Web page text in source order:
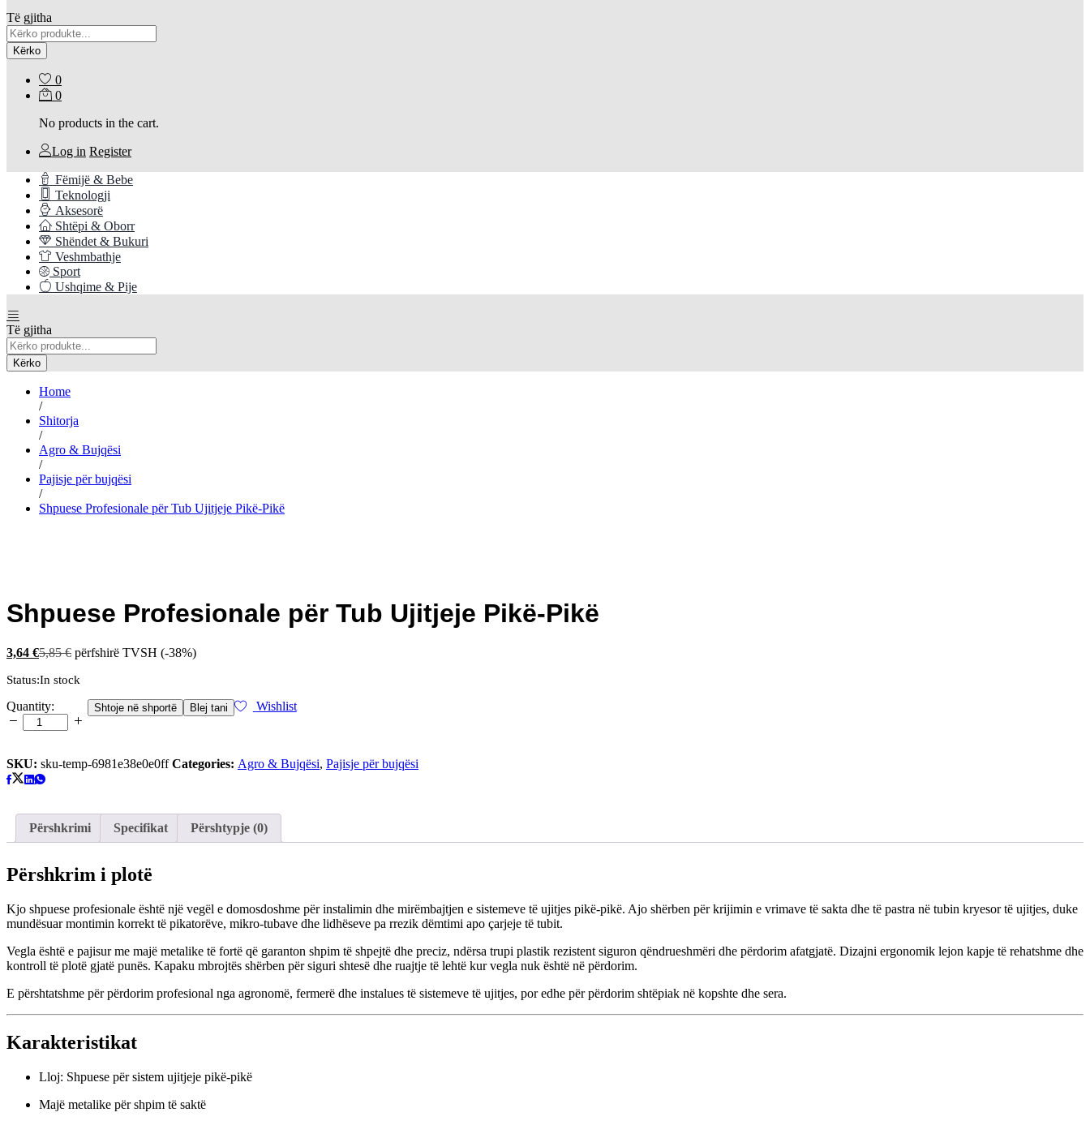
Të gjitha
Kërko
0
0
No products in the cart.
Log in Register
Fëmijë & Bebe
Teknologji
Aksesorë
Shtëpi & Oborr
Shëndet & Bukuri
Veshmbathje
Sport
Ushqime & Pije
Të gjitha
Kërko
Home
/
Shitorja
/
Agro & Bujqësi
/
Pajisje për bujqësi
/
Shpuese Profesionale për Tub Ujitjeje Pikë-Pikë
Shpuese Profesionale për Tub Ujitjeje Pikë-Pikë
3,64 €5,85€ përfshirë TVSH (-38%)
Status:In stock
Shpuese
Profesionale
Ujitjeje
Pikë-
Quantity: Shtoje në shportë Blej tani Wishlist
SKU: sku-temp-6981e38e0e0ffCategories: Agro & Bujqësi, Pajisje për bujqësi
Përshkrimi Specifikat Përshtypje (0)
Përshkrim i plotë
Kjo shpuese profesionale është një vegël e domosdoshme për instalimin dhe mirëmbajtjen e sistemeve të ujitjes pikë-pikë. Ajo shërben për krijimin e vrimave të sakta dhe të pastra në tubin kryesor të ujitjes, duke
mundësuar montimin korrekt të pikatorëve, mikro-tubave dhe lidhëseve pa rrezik dëmtimi apo çarjeje të tubit.
Vegla është e pajisur me majë metalike të fortë që garanton shpim të shpejtë dhe preciz, ndërsa trupi plastik rezistent siguron qëndrueshmëri dhe përdorim afatgjatë. Dizajni ergonomik lejon kapje të rehatshme dhe
kontroll të plotë gjatë punës. Kapaku mbrojtës shërben për siguri shtesë dhe ruajtje të lehtë kur vegla nuk është në përdorim.
E përshtatshme për përdorim profesional nga agronomë, fermerë dhe instalues të sistemeve të ujitjes, por edhe për përdorim shtëpiak në kopshte dhe sera.
Karakteristikat
Lloj: Shpuese për sistem ujitjeje pikë-pikë
Majë metalike për shpim të saktë